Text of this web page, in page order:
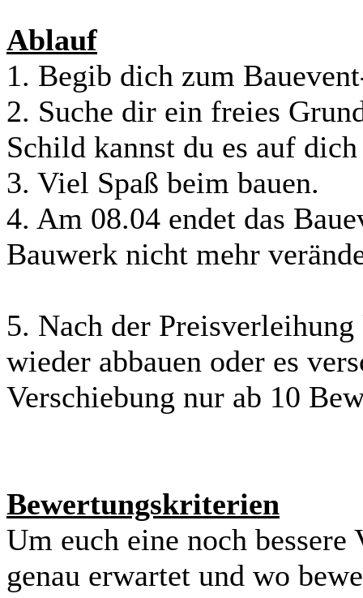
Ablauf
1. Begib dich zum
2. Suche dir ein freies
Schild kannst du es auf
3. Viel Spaß beim bauen.
4. Am 08.04 endet das
Bauwerk nicht mehr
5. Nach der
wieder abbauen oder es
Verschiebung nur ab 10
Bewertungskriterien
Um euch eine noch
genau erwartet und wo